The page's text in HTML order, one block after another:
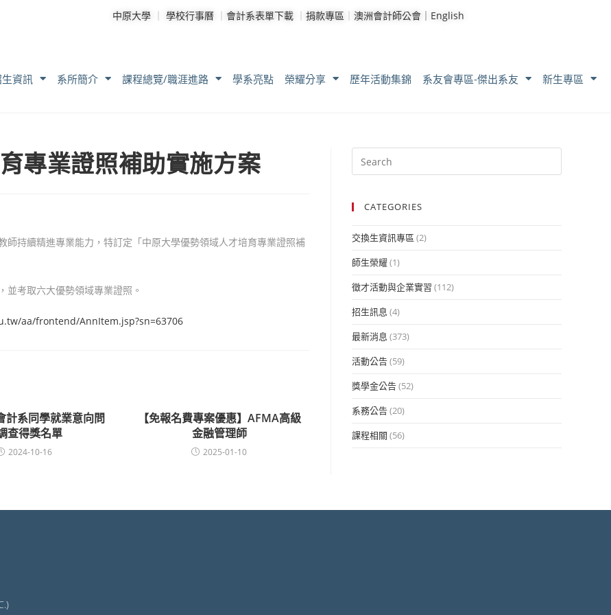
中原大學 ｜ 學校行事曆 ｜ 會計系表單下載 ｜ 捐款專區 ｜ 澳洲會計師公會｜ English
資訊 系所簡介 課程總覽/職涯進路 學系亮點 榮耀分享 歷年活動集錦 系友會專區-傑出系友 新生專區
專業證照補助實施方案
持續精進專業能力，特訂定「中原大學優勢領域人才培育專業證照補
並考取六大優勢領域專業證照。
aa/frontend/AnnItem.jsp?sn=63706
計系同學就業意向問
查得獎名單
2024-10-16
【免報名費專案優惠】AFMA高級
金融管理師
2025-01-10
CATEGORIES
交換生資訊專區 (2)
師生榮耀(1)
徵才活動與企業實習 (112)
招生訊息 (4)
最新消息 (373)
活動公告(59)
獎學金公告(52)
系務公告(20)
課程相關 (56)